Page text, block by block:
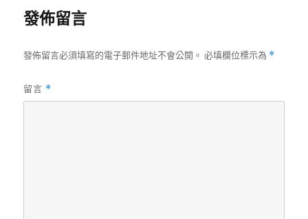
發佈留言
發佈留言必須填寫的電子郵件地址不會公開。 必填欄位標示為 *
留言 *